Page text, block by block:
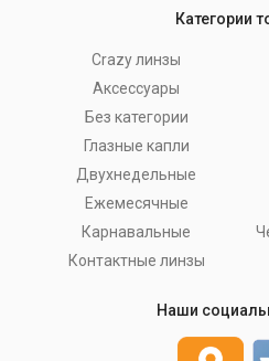
Категории
Crazy линзы
Аксессуары
Без категории
Глазные капли
Двухнедельные
Ежемесячные
Карнавальные
Контактные линзы
Наши